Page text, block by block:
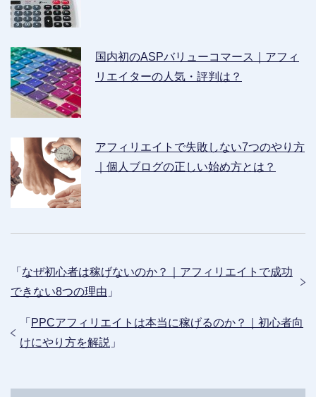
国内初のASPバリューコマース｜アフィ
リエイターの人気・評判は？
アフィリエイトで失敗しない7つのやり方
｜個人ブログの正しい始め方とは？
「 なぜ初心者は稼げないのか？｜アフィリエイトで成功
できない8つの理由 」
「 PPCアフィリエイトは本当に稼げるのか？｜初心者向
けにやり方を解説 」